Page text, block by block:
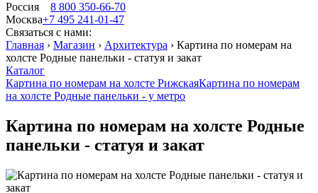
Россия
8 800 350-66-70
Москва+7 495 241-01-47
Связаться с нами:
Главная › Магазин › Архитектура › Картина по номерам на
холсте Родные панельки - статуя и закат
Каталог
Картина по номерам на холсте РижскаяКартина по номерам
на холсте Родные панельки - у метро
Картина по номерам на холсте Родные
панельки - статуя и закат